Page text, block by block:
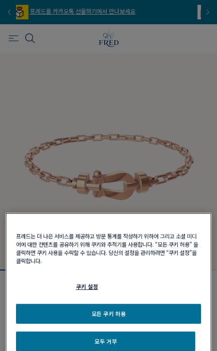
프레드를 이메일 주문 서비스로 만나보세요
포스텐 브레이슬릿
₩ 7,220,000
커스터마이즈
프레드는 더 나은 서비스를 제공하고 방문 통계를 작성하기 위하여 그리고 소셜 미디
어에 대한 컨텐츠를 공유하기 위해 쿠키와 추적기를 사용합니다. “모든 쿠키 허용” 을
클릭하면 쿠키 사용을 수락할 수 있습니다. 당신의 설정을 관리하려면 “쿠키 설정”을
클릭합니다.
쿠키 설정
모두 거부
모든 쿠키 허용